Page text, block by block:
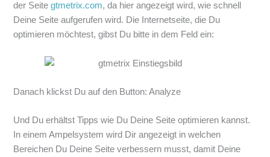
der Seitegtmetrix.com, da hier angezeigt wird, wie schnell
Deine Seite aufgerufen wird. Die Internetseite, die Du
optimieren möchtest, gibst Du bitte in dem Feld ein:
Danach klickst Du auf den Button: Analyze
Und Du erhältst Tipps wie Du Deine Seite optimieren kannst.
In einem Ampelsystem wird Dir angezeigt in welchen
Bereichen Du Deine Seite verbessern musst, damit Deine